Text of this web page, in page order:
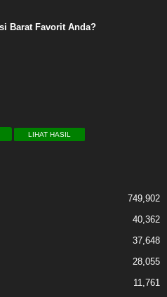
Barat Favorit Anda?
LIHAT HASIL
749,902
40,362
37,648
28,055
11,761